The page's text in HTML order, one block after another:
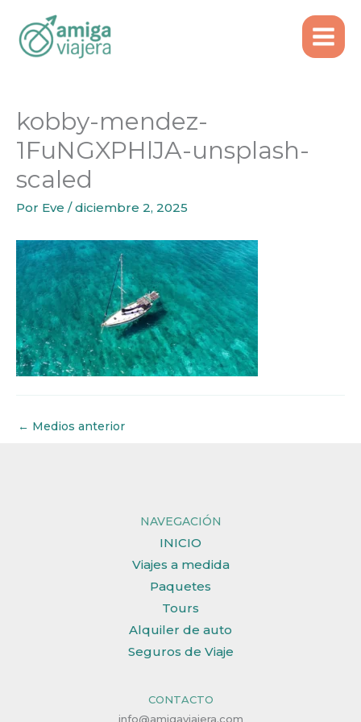
contenido
kobby-mendez-1FuNGXPHlJA-unsplash-scaled
kobby-mendez-
1FuNGXPHlJA-unsplash-
scaled
Por Eve /diciembre 2, 2025
← Medios anterior
NAVEGACIÓN
INICIO
Viajes a medida
Paquetes
Tours
Alquiler de auto
Seguros de Viaje
CONTACTO
info@amigaviajera.com